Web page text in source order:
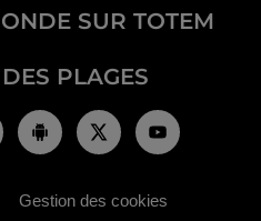
SUR TOTEM
PLAGES
Gestion des cookies